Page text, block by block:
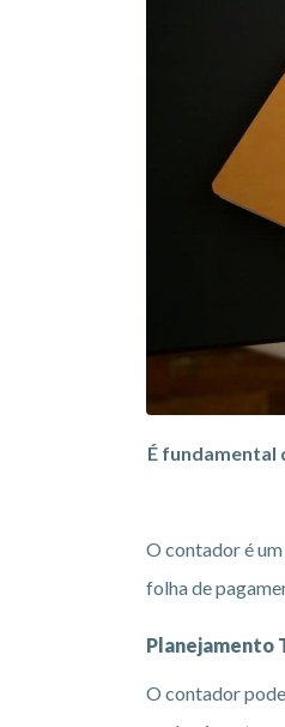
É fundamental
O contador é
folha de
Planejamento
O contador